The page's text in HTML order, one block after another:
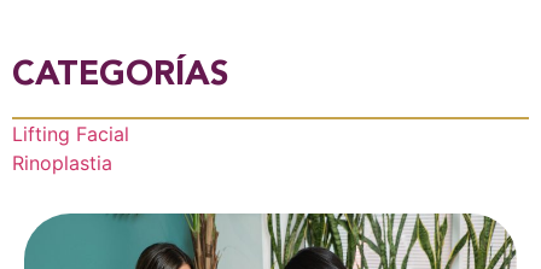
CATEGORÍAS
Lifting Facial
Rinoplastia